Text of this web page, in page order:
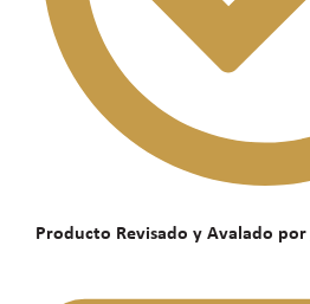
Producto Revisado y Avalado por